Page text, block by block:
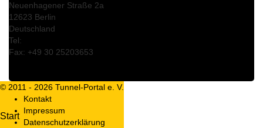
Neuenhagener Straße 2a
12623 Berlin
Deutschland
Tel:
Fax: +49 30 25203653
© 2011 - 2026 Tunnel-Portal e. V.
Kontakt
Impressum
Datenschutzerklärung
DE
Start